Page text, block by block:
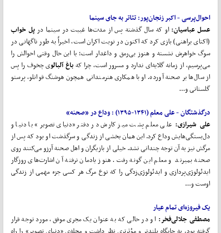
احوال‌پرسی - اکبر زنجانپور:تئاتر بهجایسینما
عسل عباسیان: او که سال گذشته پس از مدت‌ها غیبت در سینما در پل خواب
(اکتای براهنی) بازی کرد که اکنون در نوبت اکران است، اخیراً به طور ناگهانی در
سوگ خواهرش نشسته و هنوز بی‌رمق و داغدار است؛ با این حال وقتی احوالش را
می‌پرسیم، از زمانه گلایه‌ای ندارد و مسرور است، چرا کهباغآلبالوی چخوف را پس
از سال‌ها بر صحنه آورده. او با همکاری هنرمندانی همچون هوشنگ قوانلو، پرستو
گلستانی و...
درگذشتگان -علیمعلم(۱۳۴۱-۱۳۹۵) :وداعدر«صحنه»
علی شیرازی: علی معلم پشت میز کارش در دفتر «دنیای تصویر» با دنیا و
دل‌بستگی‌هایش وداع کرد. این همان بخشی از زندگی و سرگذشت او بود که پس از
مرگش نیز به آن توجه چندانی نشد. خیلی از بازیگران و اهل صحنه آرزو می‌کنند روی
صحنه بمیرند و معلم این گونه رفت. هنوز یادمان نرفته آن اشارت‌های روزگار
ایدئولوژی‌پردازی و ایدئولوژی‌‌زدگی را که نوع مرگ هر کسی جزء مهمی از زندگی
اوست و...
یکفیروزهایتمام‌عیار
مصطفی جلالیفخر: او در حالی که به عنوان یک مجری موفق، مورد توجه قرار